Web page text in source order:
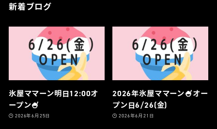
新着ブログ
氷屋ママーン明日12:00オ
ープン🍧
2026年6月25日
2026年氷屋ママーン🍧オー
プン日6/26(金)
2026年6月21日